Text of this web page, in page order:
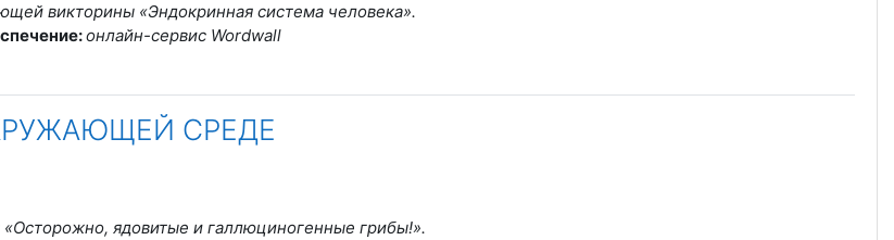
викторины «Эндокринная система человека».
онлайн-сервис Wordwall
СРЕДЕ
«Осторожно, ядовитые и галлюциногенные грибы!».